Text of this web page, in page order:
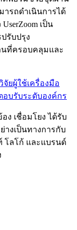
ารถดำเนินการได้
เป็น
รับปรุง
ที่ครอบคลุมและ
จัยผู้ใช้เครื่องมือ
บรับระดับองค์กร
ง เชื่อมโยง ได้รับ
งเป็นทางการกับ
โลโก้ และแบรนด์